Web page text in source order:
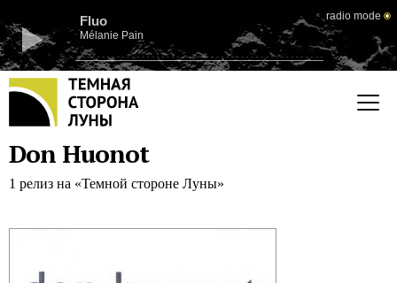
Fluo
Mélanie Pain
radio mode
Don Huonot
1 релиз на «Темной стороне Луны»